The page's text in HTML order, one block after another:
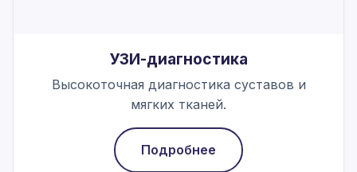
УЗИ-диагностика
Высокоточная диагностика суставов и
мягких тканей.
Подробнее